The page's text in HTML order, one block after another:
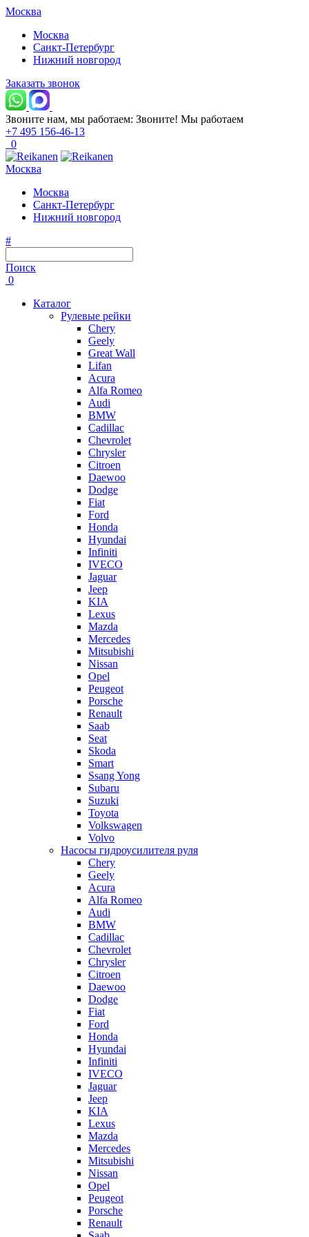
Москва
Москва
Санкт-Петербург
Нижний новгород
Заказать звонок
Звоните нам, мы работаем: Звоните! Мы работаем
+7 495 156-46-13
0
Москва
Москва
Санкт-Петербург
Нижний новгород
#
Поиск
0
Каталог
Рулевые рейки
Chery
Geely
Great Wall
Lifan
Acura
Alfa Romeo
Audi
BMW
Cadillac
Chevrolet
Chrysler
Citroen
Daewoo
Dodge
Fiat
Ford
Honda
Hyundai
Infiniti
IVECO
Jaguar
Jeep
KIA
Lexus
Mazda
Mercedes
Mitsubishi
Nissan
Opel
Peugeot
Porsche
Renault
Saab
Seat
Skoda
Smart
Ssang Yong
Subaru
Suzuki
Toyota
Volkswagen
Volvo
Насосы гидроусилителя руля
Chery
Geely
Acura
Alfa Romeo
Audi
BMW
Cadillac
Chevrolet
Chrysler
Citroen
Daewoo
Dodge
Fiat
Ford
Honda
Hyundai
Infiniti
IVECO
Jaguar
Jeep
KIA
Lexus
Mazda
Mercedes
Mitsubishi
Nissan
Opel
Peugeot
Porsche
Renault